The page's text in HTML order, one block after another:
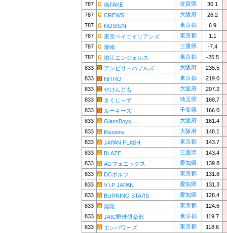
787
偽FAKE 佐賀県
30.1
787
CREWS 大阪府
26.2
787
NOSIGN 東京都
6.9
787
東京ベイエイリアンズ 東京都
1.1
787
潮南 三重県
-7.4
787
狛江エンジェルス 東京都
-25.5
833
アンビリーバブルズ 大阪府
235.5
833
NITRO 東京都
219.0
833
やけんども 大阪府
207.2
833
きくじ～ず 埼玉県
168.7
833
ルーキーズ 千葉県
166.0
833
GlassBoys 大阪府
161.4
833
Kissions 大阪府
148.1
833
JAPAN FLASH 東京都
143.7
833
BLAZE 三重県
143.4
833
AGフェニックス 愛知県
139.8
833
DCボルツ 東京都
131.8
833
V.I.P JAPAN 愛知県
131.3
833
BURNING STARS 愛知県
128.4
833
無限 東京都
124.6
833
JAIC野球倶楽部 東京都
119.7
833
エンパワーズ 東京都
118.6